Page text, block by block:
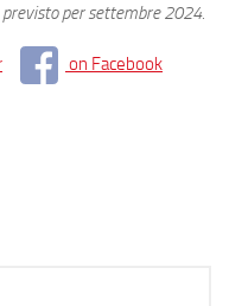
previsto per settembre 2024.
on Facebook